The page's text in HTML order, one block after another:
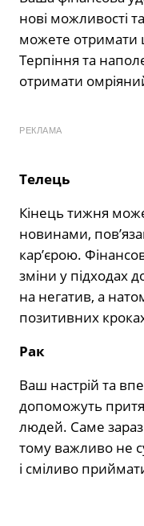
нові можливості
можете отримати
Терпіння та
отримати
РЕКЛАМА
Телець
Кінець тижня
новинами,
кар’єрою.
зміни у підходах
на негатив, а
позитивних
Рак
Ваш настрій та
допоможуть
людей. Саме
тому важливо не
і сміливо